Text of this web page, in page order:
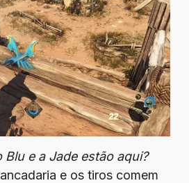
Blu e a Jade estão aqui?
e os tiros comem